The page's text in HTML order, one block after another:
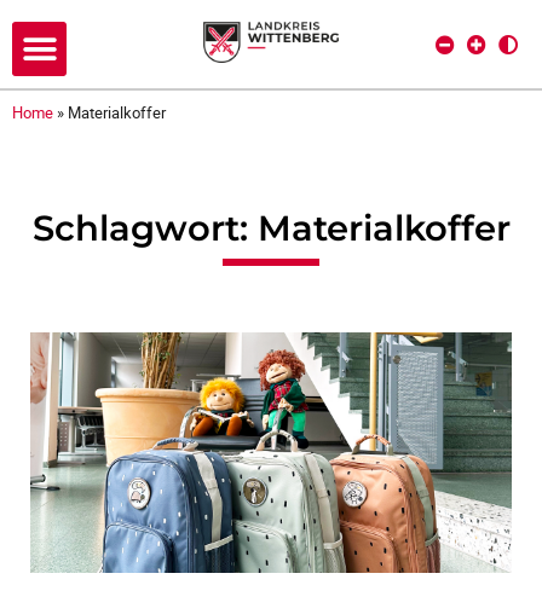
Home » Materialkoffer
Schlagwort: Materialkoffer